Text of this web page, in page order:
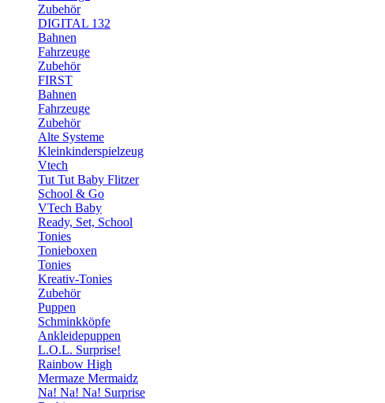
Zubehör
DIGITAL 132
Bahnen
Fahrzeuge
Zubehör
FIRST
Bahnen
Fahrzeuge
Zubehör
Alte Systeme
Kleinkinderspielzeug
Vtech
Tut Tut Baby Flitzer
School & Go
VTech Baby
Ready, Set, School
Tonies
Tonieboxen
Tonies
Kreativ-Tonies
Zubehör
Puppen
Schminkköpfe
Ankleidepuppen
L.O.L. Surprise!
Rainbow High
Mermaze Mermaidz
Na! Na! Na! Surprise